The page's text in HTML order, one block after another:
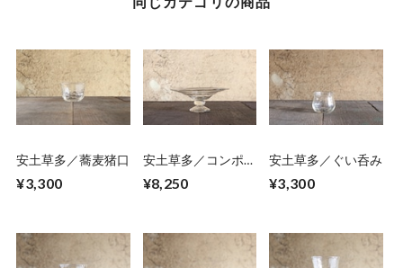
安土草多／蕎麦猪口
¥3,300
安土草多／コンポー
¥8,250
安土草多／ぐい呑み
¥3,300